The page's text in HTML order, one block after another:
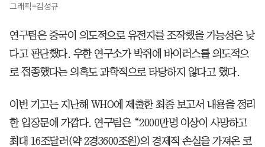
그래픽=김성규
연구팀은 중국이 의도적으로 유전자를 조작했을 가능성은 낮
다고 판단했다. 우한 연구소가 박쥐에 바이러스를 의도적으
로 접종했다는 의혹도 과학적으로 타당하지 않다고 했다.
이번 기고는 지난해 WHO에 제출한 최종 보고서 내용을 정리
한 입장문에 가깝다. 연구팀은 “2000만명 이상이 사망하고
최대 16조달러(약 2경3600조원)의 경제적 손실을 가져온 코